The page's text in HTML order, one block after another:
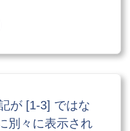
が [1-3] ではな
別々に表示され